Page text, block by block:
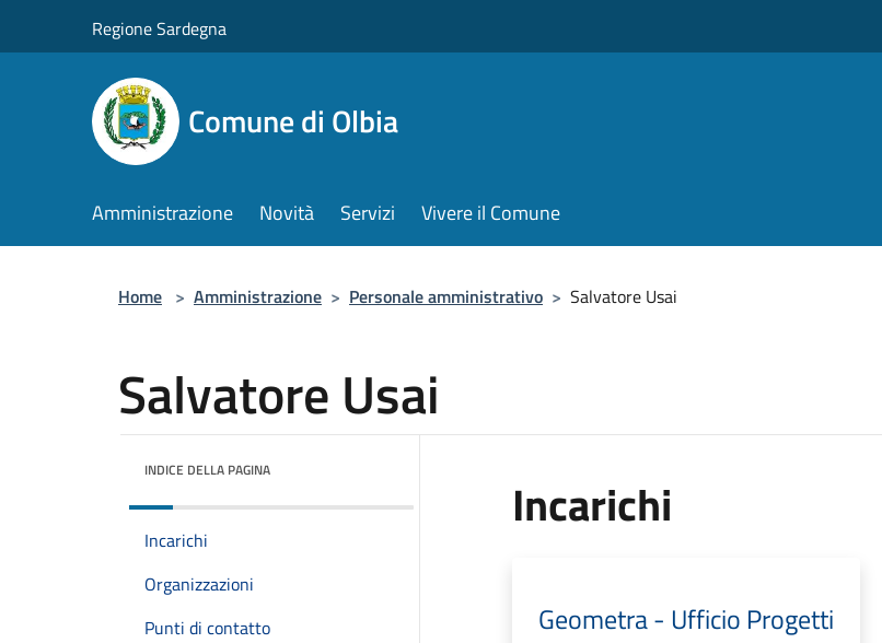
Regione Sardegna
Comune di Olbia
Amministrazione Novità Servizi Vivere il Comune
Home > Amministrazione > Personale amministrativo > Salvatore Usai
Salvatore Usai
INDICE DELLA PAGINA
Incarichi
Organizzazioni
Punti di contatto
Incarichi
Geometra - Ufficio Progetti